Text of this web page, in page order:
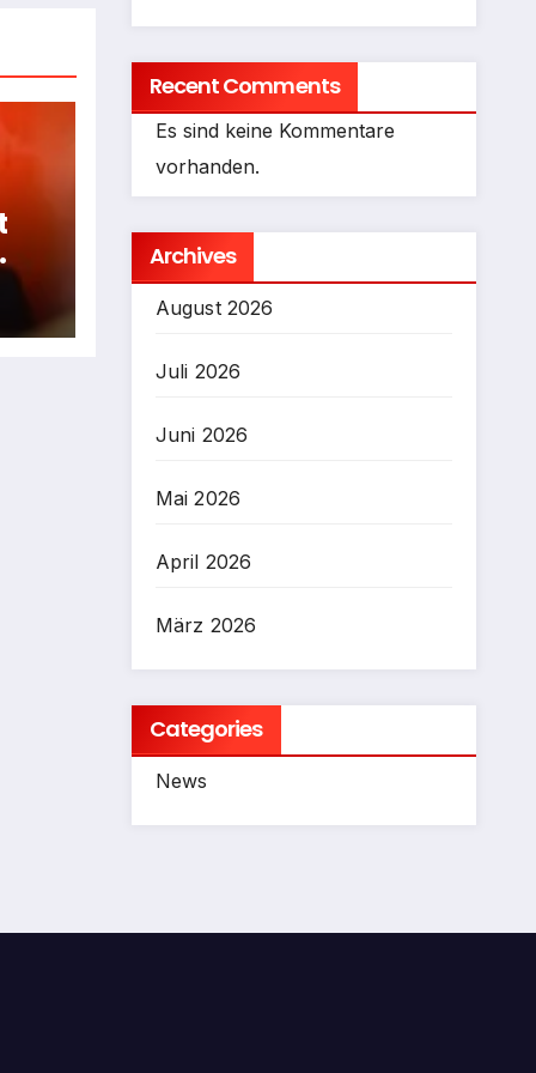
Recent Comments
Es sind keine Kommentare
vorhanden.
Archives
August 2026
Juli 2026
Juni 2026
Mai 2026
April 2026
März 2026
Categories
News